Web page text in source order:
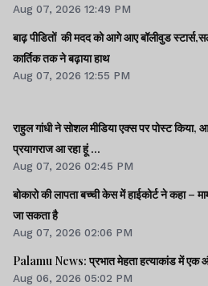
Aug 07, 2026 12:49 PM
बाढ़ पीडितों की मदद को आगे आए बॉलीवुड
कार्तिक तक ने बढ़ाया हाथ
Aug 07, 2026 12:55 PM
राहुल गांधी ने सोशल मीडिया एक्स पर पोस्ट
प्रयागराज आ रहा हूं ...
Aug 07, 2026 02:45 PM
बोकारो की लापता बच्ची केस में हाईकोर्ट ने कहा –
जा सकता है
Aug 07, 2026 02:06 PM
Palamu News: प्रभात मेहता हत्याकांड में एक
Aug 06, 2026 05:02 PM